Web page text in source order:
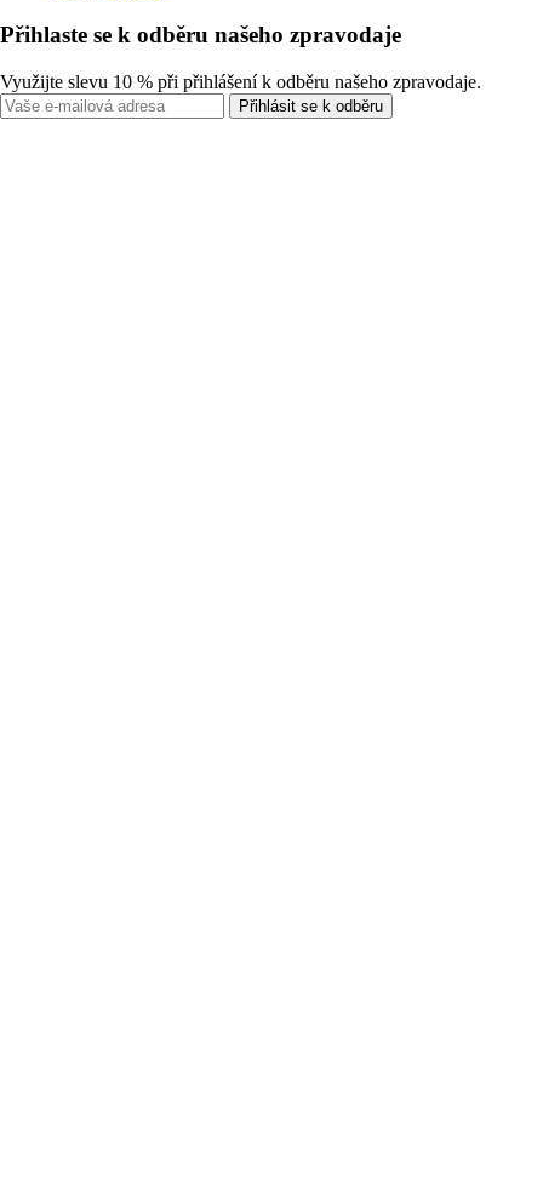
Přihlaste se k odběru našeho zpravodaje
Využijte slevu 10 % při přihlášení k odběru našeho zpravodaje.
Přihlásit se k odběru